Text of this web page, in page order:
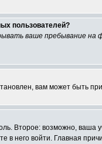
пользователей?
ваше пребывание на
вам может быть
Второе: возможно,
в него войти. Главная